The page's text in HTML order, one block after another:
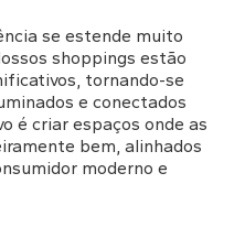
se estende muito
shoppings estão
tornando-se
e conectados
é criar espaços onde as
bem, alinhados
moderno e